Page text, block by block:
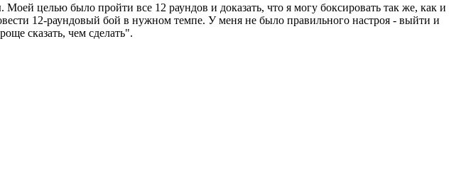
целью было пройти все 12 раундов и доказать, что я могу боксировать так же, как и
12-раундовый бой в нужном темпе. У меня не было правильного настроя - выйти и
сказать, чем сделать".